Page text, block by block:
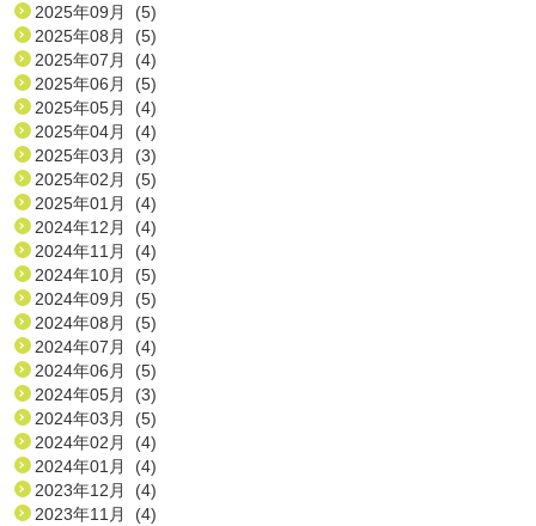
2025年09月 (5)
2025年08月 (5)
2025年07月 (4)
2025年06月 (5)
2025年05月 (4)
2025年04月 (4)
2025年03月 (3)
2025年02月 (5)
2025年01月 (4)
2024年12月 (4)
2024年11月 (4)
2024年10月 (5)
2024年09月 (5)
2024年08月 (5)
2024年07月 (4)
2024年06月 (5)
2024年05月 (3)
2024年03月 (5)
2024年02月 (4)
2024年01月 (4)
2023年12月 (4)
2023年11月 (4)